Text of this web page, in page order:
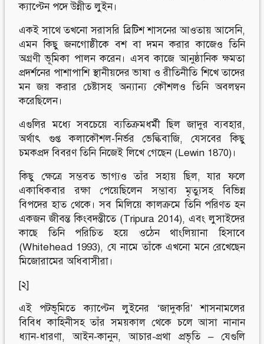
ক্যাপ্টেন পদে উন্নীত লুইন।
একই সাথে তখনো সরাসরি ব্রিটিশ শাসনের আওতায় আসেনি,
এমন কিছু জনগোষ্ঠীকে বশ বা দমন করার কাজেও তিনি
অগ্রণী ভূমিকা পালন করেন। এসব কাজে আনুষ্ঠানিক ক্ষমতা
প্রদর্শনের পাশাপাশি স্থানীয়দের ভাষা ও রীতিনীতি শিখে তাদের
মন জয় করার চেষ্টাসহ অন্যান্য কৌশলও তিনি অবলম্বন
করেছিলেন।
এগুলির মধ্যে সবচেয়ে ব্যতিক্রমধর্মী ছিল জাদুর ব্যবহার,
অর্থাৎ গুপ্ত কলাকৌশল-নির্ভর ভেল্কিবাজি, যেসবের কিছু
চমকপ্রদ বিবরণ তিনি নিজেই লিখে গেছেন (Lewin 1870)।
কিছু ক্ষেত্রে সম্ভবত ভাগ্যও তাঁর সহায় ছিল, যার ফলে
একাধিকবার রক্ষা পেয়েছিলেন সম্ভাব্য মৃত্যুসহ বিভিন্ন
বিপদের হাত থেকে। সব মিলিয়ে কালক্রমে তিনি পরিণত হন
একজন জীবন্ত কিংবদন্তীতে (Tripura 2014), এবং লুসাইদের
কাছে তিনি পরিচিত হয়ে ওঠেন থাংলিয়ানা হিসাবে
(Whitehead 1993), যে নামে তাঁকে এখনো মনে রেখেছেন
মিজোরামের অধিবাসীরা।
[২]
এই পটভূমিতে ক্যাপ্টেন লুইনের ‘জাদুকরি’ শাসনামলের
বিবিধ কাহিনীসহ তাঁর সময়কাল থেকে চলে আসা নানান
ধ্যান-ধারণা, আইন-কানুন, আচার-প্রথা প্রভৃতি – যেগুলি